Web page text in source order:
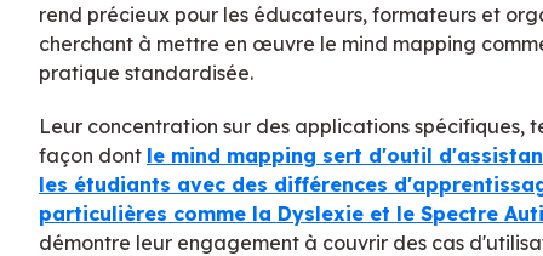
rend précieux pour les éducateurs, formateurs et
cherchant à mettre en œuvre le mind mapping
pratique standardisée.
Leur concentration sur des applications spécifiques,
façon dont le mind mapping sert d'outil
les étudiants avec des différences
particulières comme la Dyslexie et le Spectre
démontre leur engagement à couvrir des cas